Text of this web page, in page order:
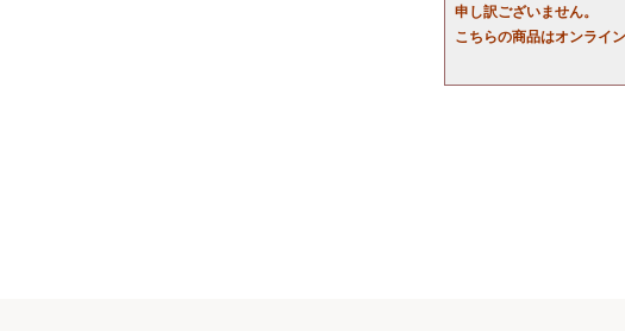
申し訳ございません。
こちらの商品はオンライ